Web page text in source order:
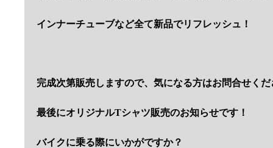
インナーチューブなど全て新品でリフレッシュ！
完成次第販売しますので、気になる方はお問合せく
最後にオリジナルTシャツ販売のお知らせです！
バイクに乗る際にいかがですか？